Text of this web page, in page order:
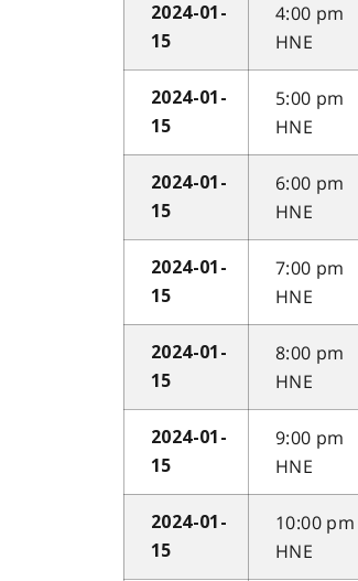
2024-01-
15
4:00 pm
HNE
2024-01-
15
5:00 pm
HNE
2024-01-
15
6:00 pm
HNE
2024-01-
15
7:00 pm
HNE
2024-01-
15
8:00 pm
HNE
2024-01-
15
9:00 pm
HNE
2024-01-
15
10:00 pm
HNE